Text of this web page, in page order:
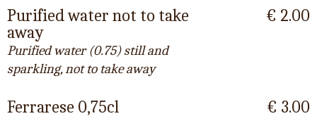
Purified water not to take
away
Purified water (0.75) still and
sparkling, not to take away
€ 2.00
Ferrarese 0,75cl
€ 3.00